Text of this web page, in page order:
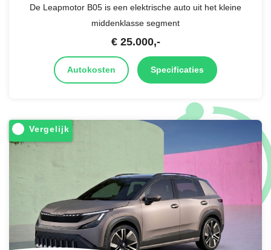
De Leapmotor B05 is een elektrische auto uit het kleine
middenklasse segment
€ 25.000,-
Autokosten Specificaties
Vergelijk